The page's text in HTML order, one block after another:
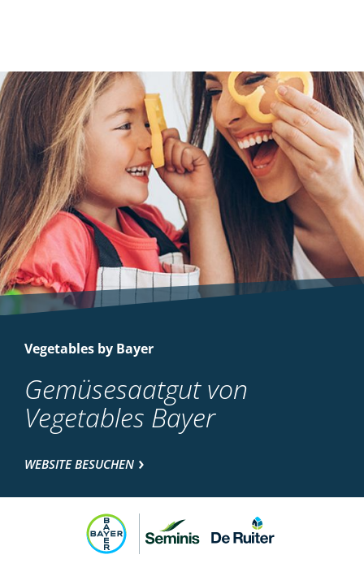
Vegetables by Bayer
Gemüsesaatgut von
Vegetables Bayer
WEBSITE BESUCHEN